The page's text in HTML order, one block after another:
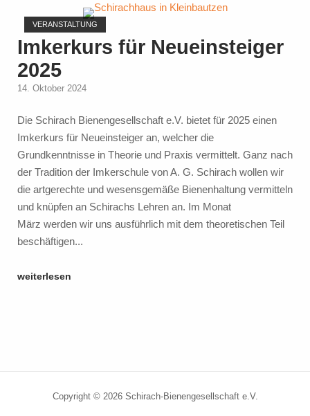
der
Bienen
Unsere
Imkerschulung
startet
durch!"
VERANSTALTUNG
Open post
Imkerkurs für Neueinsteiger
2025
14. Oktober 2024
Die Schirach Bienengesellschaft e.V. bietet für 2025 einen
Imkerkurs für Neueinsteiger an, welcher die
Grundkenntnisse in Theorie und Praxis vermittelt. Ganz nach
der Tradition der Imkerschule von A. G. Schirach wollen wir
die artgerechte und wesensgemäße Bienenhaltung vermitteln
und knüpfen an Schirachs Lehren an. Im Monat
März werden wir uns ausführlich mit dem theoretischen Teil
beschäftigen...
"Imkerkurs
weiterlesen
Copyright © 2026 Schirach-Bienengesellschaft e.V.